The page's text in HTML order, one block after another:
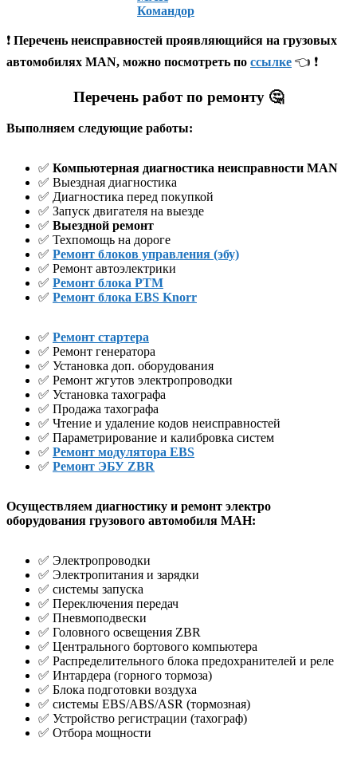
Командор
❗ Перечень неисправностей проявляющийся на грузовых
автомобилях MAN, можно посмотреть по ссылке 👈 ❗
Перечень работ по ремонту 🤔
Выполняем следующие работы:
✅ Компьютерная диагностика неисправности MAN
✅ Выездная диагностика
✅ Диагностика перед покупкой
✅ Запуск двигателя на выезде
✅ Выездной ремонт
✅ Техпомощь на дороге
✅ Ремонт блоков управления (эбу)
✅ Ремонт автоэлектрики
✅ Ремонт блока PTM
✅ Ремонт блока EBS Knorr
✅ Ремонт стартера
✅ Ремонт генератора
✅ Установка доп. оборудования
✅ Ремонт жгутов электропроводки
✅ Установка тахографа
✅ Продажа тахографа
✅ Чтение и удаление кодов неисправностей
✅ Параметрирование и калибровка систем
✅ Ремонт модулятора EBS
✅ Ремонт ЭБУ ZBR
Осуществляем диагностику и ремонт электро
оборудования грузового автомобиля МАН:
✅ Электропроводки
✅ Электропитания и зарядки
✅ системы запуска
✅ Переключения передач
✅ Пневмоподвески
✅ Головного освещения ZBR
✅ Центрального бортового компьютера
✅ Распределительного блока предохранителей и реле
✅ Интардера (горного тормоза)
✅ Блока подготовки воздуха
✅ системы EBS/ABS/ASR (тормозная)
✅ Устройство регистрации (тахограф)
✅ Отбора мощности